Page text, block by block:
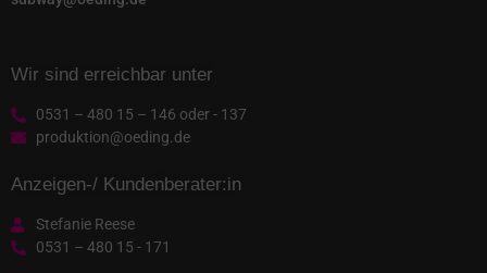
Wir sind erreichbar unter
0531 – 480 15 – 146 oder - 137
produktion@oeding.de
Anzeigen-/ Kundenberater:in
Stefanie Reese
0531 – 480 15 - 171